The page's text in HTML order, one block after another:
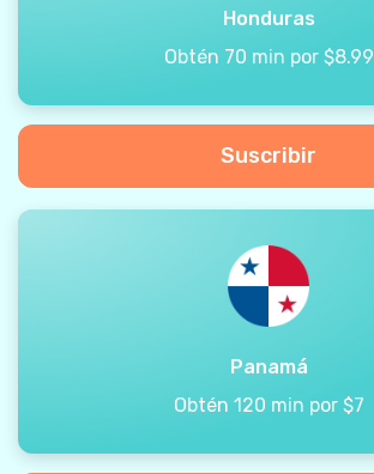
Honduras
Obtén 70 min por $8.99
Suscribir
Panamá
Obtén 120 min por $7